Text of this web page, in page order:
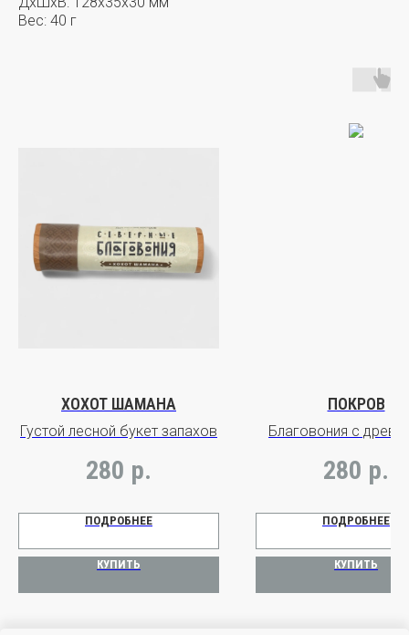
Вес: 40 г
ХОХОТ ШАМАНА
Густой лесной букет запахов
280 р.
ПОДРОБНЕЕ
КУПИТЬ
ПОКРОВ
Благовония с
копал и даммар
280 р.
ПОДРОБНЕЕ
КУПИТЬ